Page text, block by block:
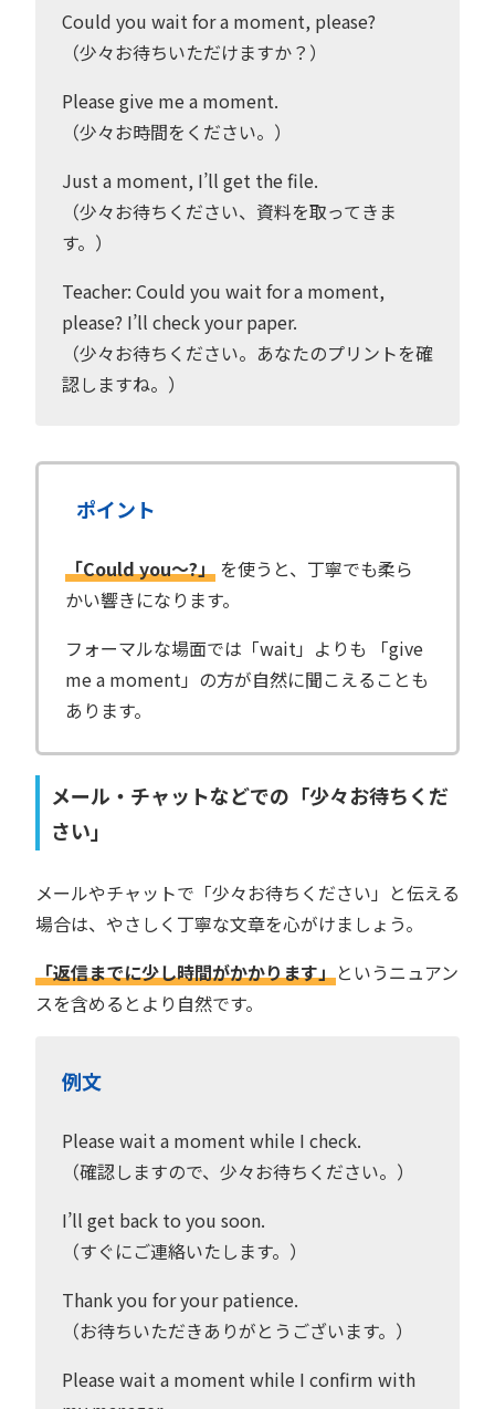
Could you wait for a moment, please?
（少々お待ちいただけますか？）
Please give me a moment.
（少々お時間をください。）
Just a moment, I’ll get the file.
（少々お待ちください、資料を取ってきま
す。）
Teacher: Could you wait for a moment,
please? I’ll check your paper.
（少々お待ちください。あなたのプリントを確
認しますね。）
ポイント
「Could you〜?」 を使うと、丁寧でも柔ら
かい響きになります。
フォーマルな場面では「wait」よりも 「give
me a moment」の方が自然に聞こえることも
あります。
メール・チャットなどでの「少々お待ちくだ
さい」
メールやチャットで「少々お待ちください」と伝える
場合は、やさしく丁寧な文章を心がけましょう。
「返信までに少し時間がかかります」というニュアン
スを含めるとより自然です。
例文
Please wait a moment while I check.
（確認しますので、少々お待ちください。）
I’ll get back to you soon.
（すぐにご連絡いたします。）
Thank you for your patience.
（お待ちいただきありがとうございます。）
Please wait a moment while I confirm with